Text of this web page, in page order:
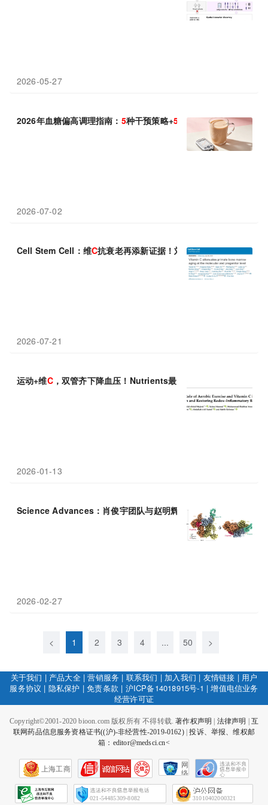
2026-05-27
2026年血糖偏高调理指南： 5种干预策略+5 款产品深度横评，找
2026-07-02
Cell Stem Cell：维C抗衰老再添新证据！刘光慧团队最新成果
2026-07-21
运动+维C，双管齐下降血压！Nutrients最新：有氧运动+维生素
2026-01-13
Science Advances：肖俊宇团队与赵明辉、谭颖团队合作揭示补
2026-02-27
< 1 2 3 4 ... 50 >
关于我们 | 产品大全|营销服务 | 联系我们 | 加入我们 | 友情链接 | 用户
服务协议 | 隐私保护 |免责条款 | 沪ICP备14018915号-1 |增值电信业务
经营许可证
Copyright©2001-2020 bioon.com 版权所有 不得转载.著作权声明 法律声明
互
联网药品信息服务资格证书((沪)-非经营性-2019-0162)|投诉、举报、维权邮
箱：editor@medsci.cn<
上海工商
网
络
会
征
021-54485309-8082 31010402000321